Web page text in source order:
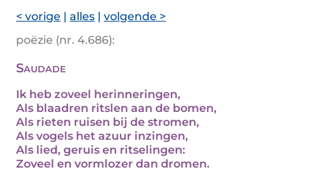
< vorige | alles | volgende >
poëzie (nr. 4.686):
Saudade
Ik heb zoveel herinneringen,
Als blaadren ritslen aan de bomen,
Als rieten ruisen bij de stromen,
Als vogels het azuur inzingen,
Als lied, geruis en ritselingen:
Zoveel en vormlozer dan dromen.